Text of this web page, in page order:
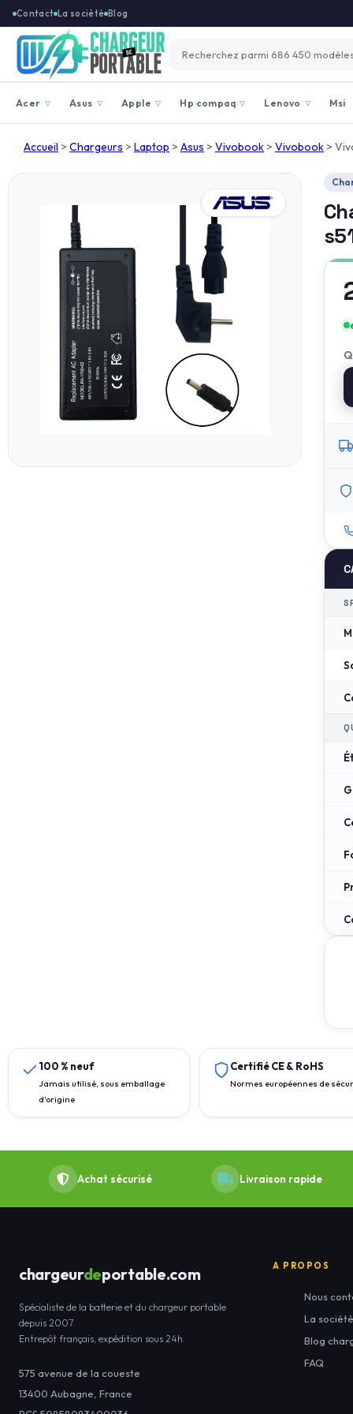
Contact La société Blog
Acer ▽ Asus ▽ Apple ▽ Hp compaq ▽ Lenovo ▽ Msi
Accueil > Chargeurs > Laptop > Asus > Vivobook > Vivobook >
100 % neuf
Jamais utilisé, sous emballage
d'origine
Certifié CE & RoHS
Normes européennes de
Achat sécurisé Livraison rapide
chargeurdeportable.com
Spécialiste de la batterie et du chargeur portable
depuis 2007.
Entrepôt français, expédition sous 24h.
575 avenue de la coueste
13400 Aubagne France
A PROPOS
Nous
La
Blog
FAQ